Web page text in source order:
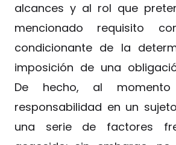
alcances y al rol que
mencionado requisito
condicionante de la
imposición de una
De hecho, al
responsabilidad en un
una serie de factores